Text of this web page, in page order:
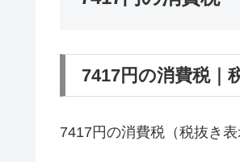
7417円の消費税｜
7417円の消費税（税抜き